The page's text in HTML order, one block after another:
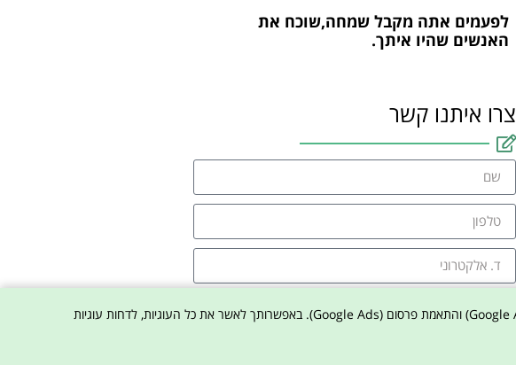
לפעמים אתה מקבל שמחה,שוכח את
האנשים שהיו איתך.
צרו איתנו קשר
אני מסכים למדיניות הפרטיות באתרבאתר נעשה שימוש בקובצי עוגיות (Cookies) וכלי צד ג' לצורך תפעול האתר, שיפור חוויית הגלישה, ניתוח סטטיסטי (Google Analytics) והתאמת פרסום (Google Ads). באפשרותך לאשר את כל העוגיות, לדחות עוגיות